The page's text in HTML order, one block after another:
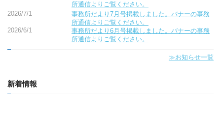
所通信よりご覧ください。
2026/7/1
事務所だより7月号掲載しました。バナーの事務
所通信よりご覧ください。
2026/6/1
事務所だより6月号掲載しました。バナーの事務
所通信よりご覧ください。
≫お知らせ一覧
新着情報